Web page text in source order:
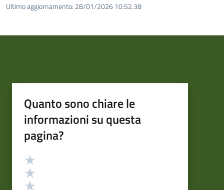
Ultimo aggiornamento: 28/01/2026 10:52.38
Quanto sono chiare le
informazioni su questa
pagina?
Valutazione